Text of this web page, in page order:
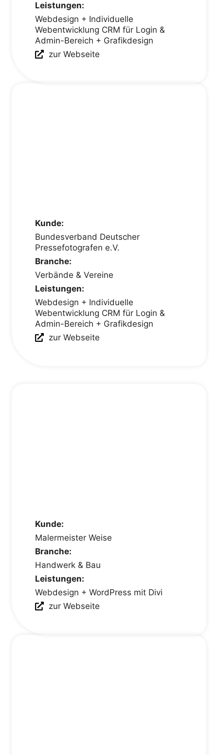
Leistungen:
Webdesign + Individuelle
Webentwicklung CRM für Login &
Admin-Bereich + Grafikdesign
zur Webseite
Kunde:
Bundesverband Deutscher
Pressefotografen e.V.
Branche:
Verbände & Vereine
Leistungen:
Webdesign + Individuelle
Webentwicklung CRM für Login &
Admin-Bereich + Grafikdesign
zur Webseite
Kunde:
Malermeister Weise
Branche:
Handwerk & Bau
Leistungen:
Webdesign + WordPress mit Divi
zur Webseite